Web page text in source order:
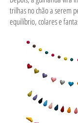
trilhas no chão a serem
equilíbrio, colares e